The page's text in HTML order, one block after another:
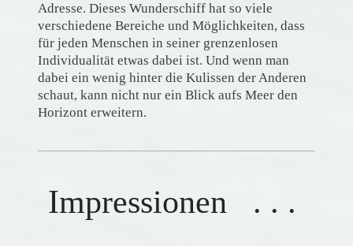
Adresse. Dieses Wunderschiff hat so viele
verschiedene Bereiche und Möglichkeiten, dass
für jeden Menschen in seiner grenzenlosen
Individualität etwas dabei ist. Und wenn man
dabei ein wenig hinter die Kulissen der Anderen
schaut, kann nicht nur ein Blick aufs Meer den
Horizont erweitern.
Impressionen . . .